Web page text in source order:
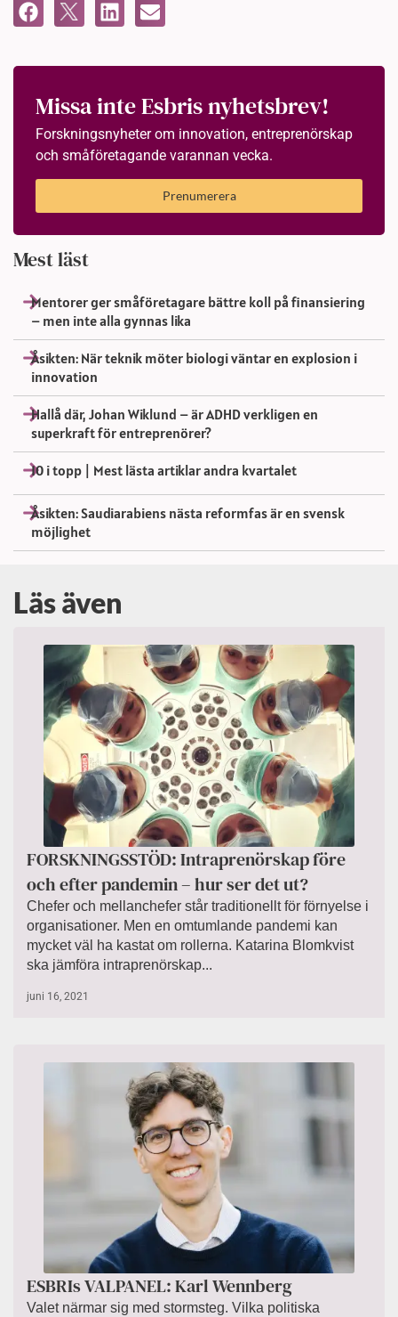
Missa inte Esbris nyhetsbrev!
Forskningsnyheter om innovation, entreprenörskap
och småföretagande varannan vecka.
Prenumerera
Mest läst
Mentorer ger småföretagare bättre koll på finansiering
– men inte alla gynnas lika
Åsikten: När teknik möter biologi väntar en explosion i
innovation
Hallå där, Johan Wiklund – är ADHD verkligen en
superkraft för entreprenörer?
10 i topp | Mest lästa artiklar andra kvartalet
Åsikten: Saudiarabiens nästa reformfas är en svensk
möjlighet
Läs även
FORSKNINGSSTÖD: Intraprenörskap före
och efter pandemin – hur ser det ut?
Chefer och mellanchefer står traditionellt för förnyelse i
organisationer. Men en omtumlande pandemi kan
mycket väl ha kastat om rollerna. Katarina Blomkvist
ska jämföra intraprenörskap...
juni 16, 2021
ESBRIs VALPANEL: Karl Wennberg
Valet närmar sig med stormsteg. Vilka politiska